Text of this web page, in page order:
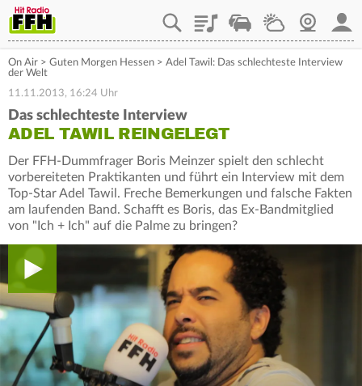
PlaylistStaupilotWetterWebcam
On Air > Guten Morgen Hessen > Adel Tawil: Das schlechteste Interview
der Welt
11.11.2013, 16:24 Uhr
Das schlechteste Interview
ADEL TAWIL REINGELEGT
Der FFH-Dummfrager Boris Meinzer spielt den schlecht
vorbereiteten Praktikanten und führt ein Interview mit dem
Top-Star Adel Tawil. Freche Bemerkungen und falsche Fakten
am laufenden Band. Schafft es Boris, das Ex-Bandmitglied
von "Ich + Ich" auf die Palme zu bringen?